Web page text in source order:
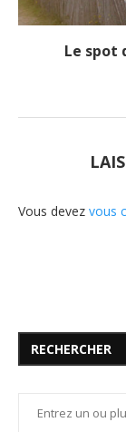
Le spot
Vous devez vous
RECHERCHER